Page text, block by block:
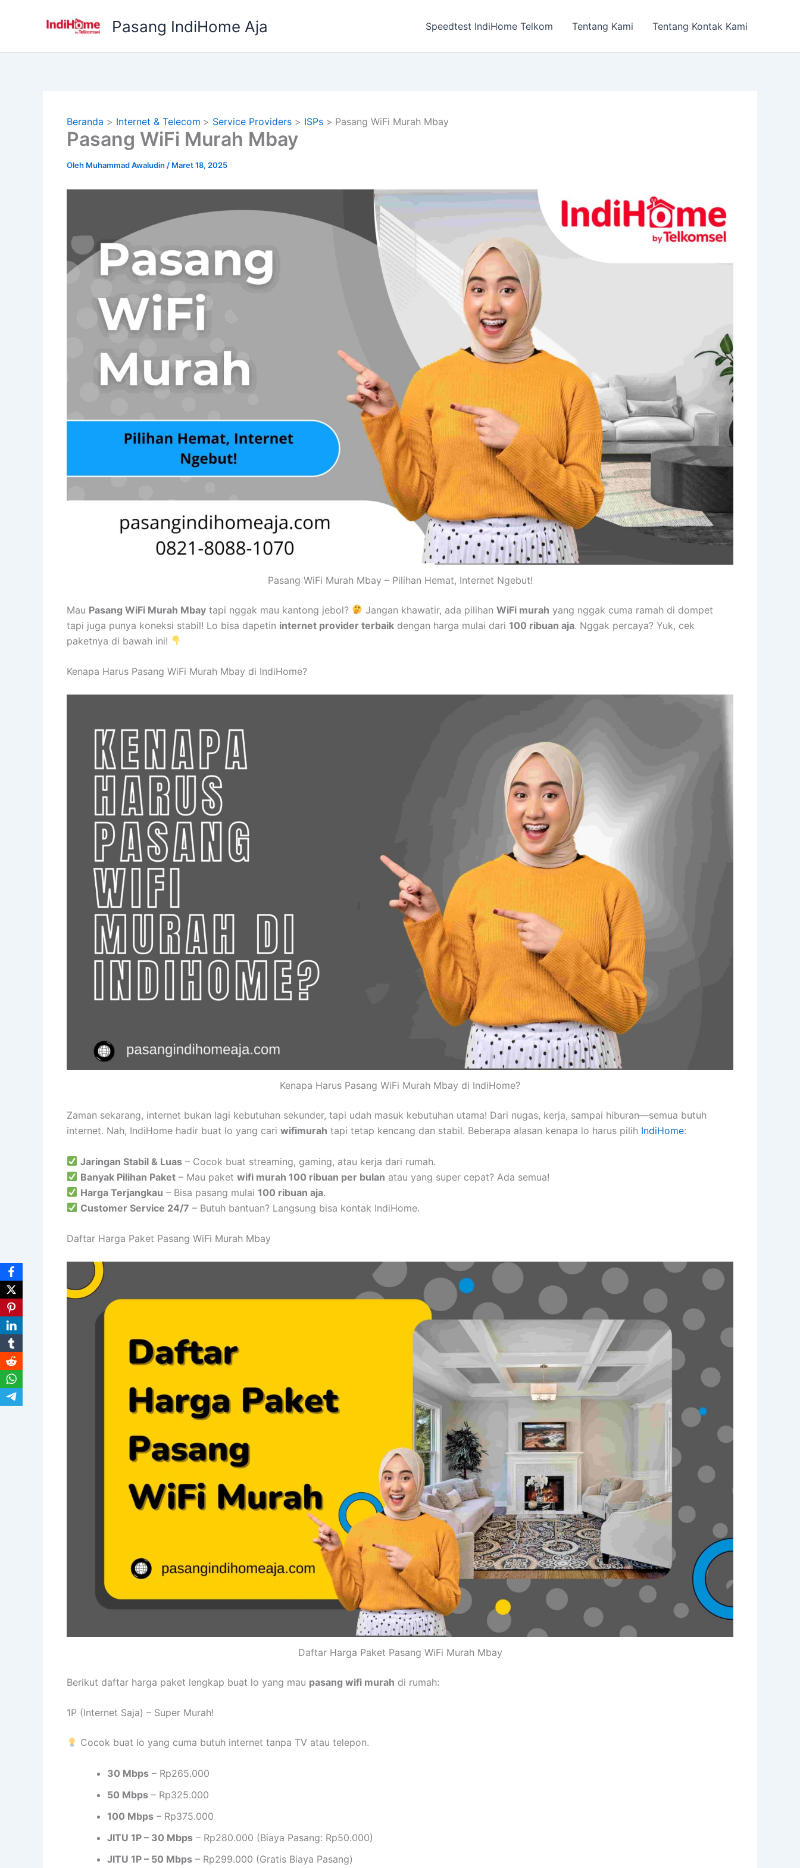
Pasang IndiHome Aja Speedtest IndiHome Telkom Tentang Kami Tentang Kontak Kami
Beranda Internet & Telecom Service Providers ISPs Pasang WiFi Murah Mbay
Pasang WiFi Murah Mbay
Oleh Muhammad Awaludin / Maret 18, 2025
Pasang WiFi Murah Mbay – Pilihan Hemat, Internet Ngebut!
Mau Pasang WiFi Murah Mbay tapi nggak mau kantong jebol? Jangan khawatir, ada pilihanWiFi murah yang nggak cuma ramah di dompet
tapi juga punya koneksi stabil! Lo bisa dapetin internet provider terbaik dengan harga mulai dari 100 ribuan aja. Nggak percaya? Yuk, cek
paketnya di bawah ini!
Kenapa Harus Pasang WiFi Murah Mbay di IndiHome?
Kenapa Harus Pasang WiFi Murah Mbay di IndiHome?
Zaman sekarang, internet bukan lagi kebutuhan sekunder, tapi udah masuk kebutuhan utama! Dari nugas, kerja, sampai hiburan—semua butuh
internet. Nah, IndiHome hadir buat lo yang cari wifimurah tapi tetap kencang dan stabil. Beberapa alasan kenapa lo harus pilih IndiHome:
Jaringan Stabil & Luas – Cocok buat streaming, gaming, atau kerja dari rumah.
Banyak Pilihan Paket – Mau paketwifi murah 100 ribuan per bulan atau yang super cepat? Ada semua!
Harga Terjangkau – Bisa pasang mulai100 ribuan aja.
Customer Service 24/7 – Butuh bantuan? Langsung bisa kontak IndiHome.
Daftar Harga Paket Pasang WiFi Murah Mbay
Daftar Harga Paket Pasang WiFi Murah Mbay
Berikut daftar harga paket lengkap buat lo yang mau pasang wifi murah di rumah:
1P (Internet Saja) – Super Murah!
Cocok buat lo yang cuma butuh internet tanpa TV atau telepon.
30 Mbps – Rp265.000
50 Mbps – Rp325.000
100 Mbps – Rp375.000
JITU 1P – 30 Mbps – Rp280.000 (Biaya Pasang: Rp50.000)
JITU 1P – 50 Mbps – Rp299.000 (Gratis Biaya Pasang)